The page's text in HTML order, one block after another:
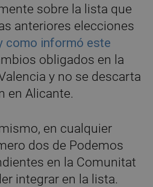
sobre la lista que
anteriores elecciones
como informó este
obligados en la
y no se descarta
en Alicante.
en cualquier
dos de Podemos
en la Comunitat
integrar en la lista.